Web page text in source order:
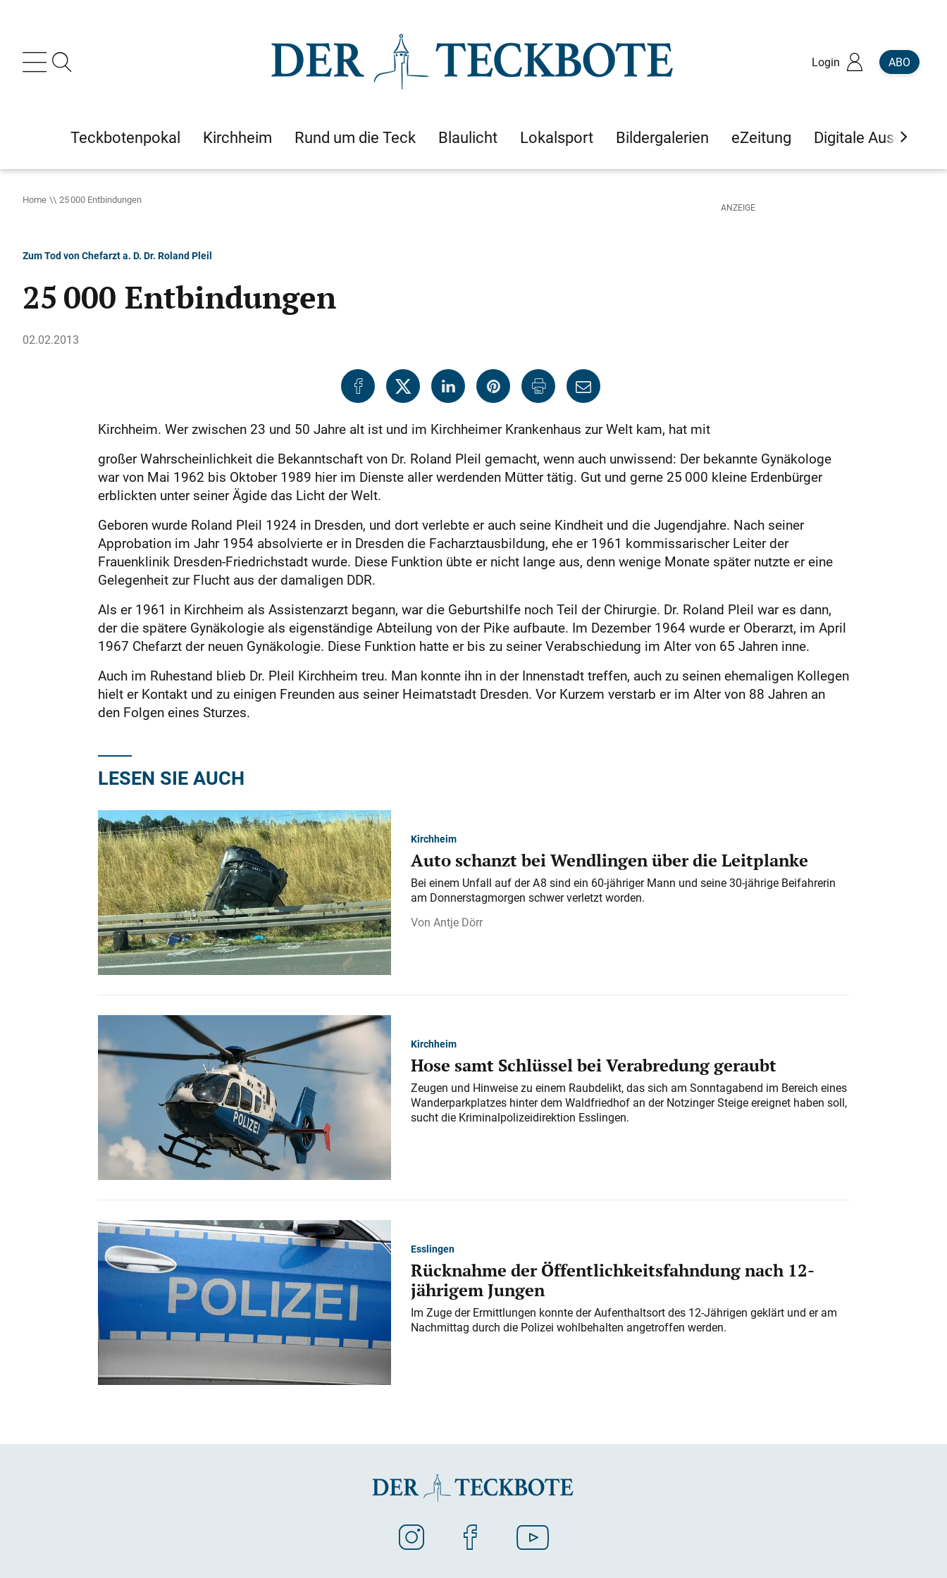
Login ABO
Teckbotenpokal Kirchheim Rund um die Teck Blaulicht Lokalsport Bildergalerien eZeitung Digitale Ausgaben
Home 25 000 Entbindungen
Zum Tod von Chefarzt a. D. Dr. Roland Pleil
25 000 Entbindungen
02.02.2013
Kirchheim. Wer zwischen 23 und 50 Jahre alt ist und im Kirchheimer Krankenhaus zur Welt kam, hat mit
großer Wahrscheinlichkeit die Bekanntschaft von Dr. Roland Pleil gemacht, wenn auch unwissend: Der bekannte Gynäkologe
war von Mai 1962 bis Oktober 1989 hier im Dienste aller werdenden Mütter tätig. Gut und gerne 25 000 kleine Erdenbürger
erblickten unter seiner Ägide das Licht der Welt.
Geboren wurde Roland Pleil 1924 in Dresden, und dort verlebte er auch seine Kindheit und die Jugendjahre. Nach seiner
Approbation im Jahr 1954 absolvierte er in Dresden die Facharztausbildung, ehe er 1961 kommissarischer Leiter der
Frauenklinik Dresden-Friedrichstadt wurde. Diese Funktion übte er nicht lange aus, denn wenige Monate später nutzte er eine
Gelegenheit zur Flucht aus der damaligen DDR.
Als er 1961 in Kirchheim als Assistenzarzt begann, war die Geburtshilfe noch Teil der Chirurgie. Dr. Roland Pleil war es dann,
der die spätere Gynäkologie als eigenständige Abteilung von der Pike aufbaute. Im Dezember 1964 wurde er Oberarzt, im April
1967 Chefarzt der neuen Gynäkologie. Diese Funktion hatte er bis zu seiner Verabschiedung im Alter von 65 Jahren inne.
Auch im Ruhestand blieb Dr. Pleil Kirchheim treu. Man konnte ihn in der Innenstadt treffen, auch zu seinen ehemaligen Kollegen
hielt er Kontakt und zu einigen Freunden aus seiner Heimatstadt Dresden. Vor Kurzem verstarb er im Alter von 88 Jahren an
den Folgen eines Sturzes.
LESEN SIE AUCH
Kirchheim
Auto schanzt bei Wendlingen über die Leitplanke
Bei einem Unfall auf der A 8 sind ein 60-jähriger Mann und seine 30-jährige Beifahrerin
am Donnerstagmorgen schwer verletzt worden.
Antje Dörr
Kirchheim
Hose samt Schlüssel bei Verabredung geraubt
Zeugen und Hinweise zu einem Raubdelikt, das sich am Sonntagabend im Bereich eines
Wanderparkplatzes hinter dem Waldfriedhof an der Notzinger Steige ereignet haben soll,
sucht die Kriminalpolizeidirektion Esslingen.
Esslingen
Rücknahme der Öffentlichkeitsfahndung nach 12-
jährigem Jungen
Im Zuge der Ermittlungen konnte der Aufenthaltsort des 12-Jährigen geklärt und er am
Nachmittag durch die Polizei wohlbehalten angetroffen werden.